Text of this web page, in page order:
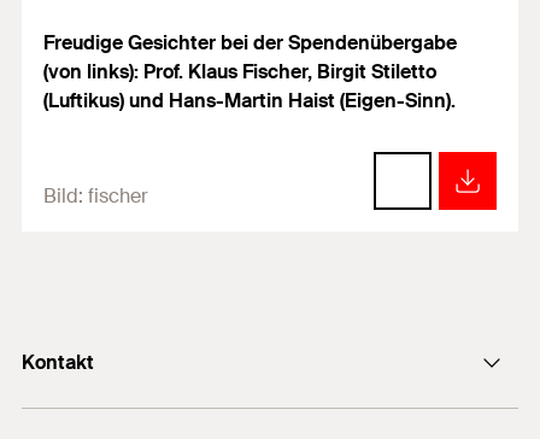
Freudige Gesichter bei der Spendenübergabe
(von links): Prof. Klaus Fischer, Birgit Stiletto
(Luftikus) und Hans-Martin Haist (Eigen-Sinn).
Bild: fischer
Kontakt